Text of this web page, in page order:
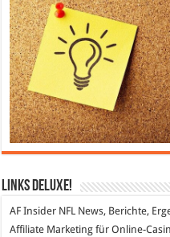
Links DeLuXe!
AF Insider NFL News, Berichte,
Affiliate Marketing für Online-